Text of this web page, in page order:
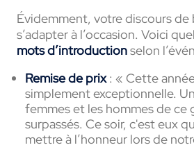
Évidemment, votre discours de
s’adapter à l’occasion. Voici
mots d’introductionselon
Remise de prix: « Cette
simplement exceptionnelle.
femmes et les hommes de ce
surpassés. Ce soir, c'est eux
mettre à l’honneur lors de